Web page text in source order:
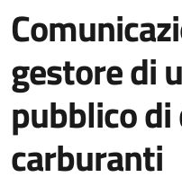
gestore di
pubblico
carburanti